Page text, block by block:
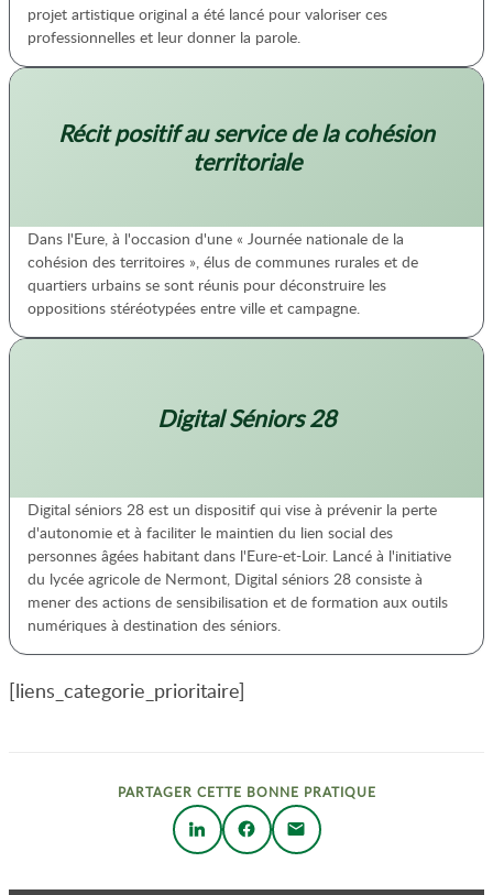
projet artistique original a été lancé pour valoriser ces
professionnelles et leur donner la parole.
Récit positif au service de la cohésion
territoriale
Dans l'Eure, à l'occasion d'une « Journée nationale de la
cohésion des territoires », élus de communes rurales et de
quartiers urbains se sont réunis pour déconstruire les
oppositions stéréotypées entre ville et campagne.
Digital Séniors 28
Digital séniors 28 est un dispositif qui vise à prévenir la perte
d'autonomie et à faciliter le maintien du lien social des
personnes âgées habitant dans l'Eure-et-Loir. Lancé à l'initiative
du lycée agricole de Nermont, Digital séniors 28 consiste à
mener des actions de sensibilisation et de formation aux outils
numériques à destination des séniors.
[liens_categorie_prioritaire]
PARTAGER CETTE BONNE PRATIQUE